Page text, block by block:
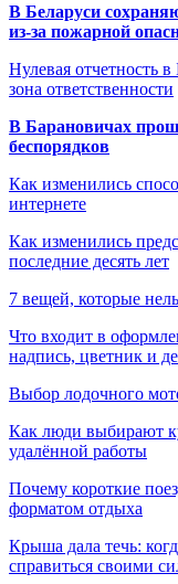
В Беларуси
из-за пожарной
Нулевая отчетность
зона ответственности
В Барановичах
беспорядков
Как изменились
интернете
Как изменились
последние десять лет
7 вещей, которые
Что входит в
надпись, цветник и
Выбор лодочного
Как люди выбирают
удалённой работы
Почему короткие
форматом отдыха
Крыша дала течь:
справиться своими